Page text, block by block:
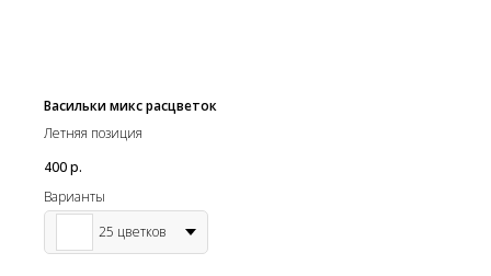
Васильки микс расцветок
Летняя позиция
400р.
Варианты
25 цветков